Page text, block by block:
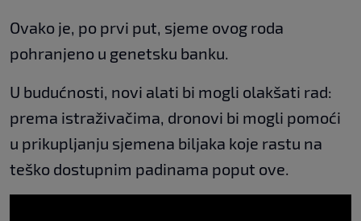
Ovako je, po prvi put, sjeme ovog roda
pohranjeno u genetsku banku.
U budućnosti, novi alati bi mogli olakšati rad:
prema istraživačima, dronovi bi mogli pomoći
u prikupljanju sjemena biljaka koje rastu na
teško dostupnim padinama poput ove.